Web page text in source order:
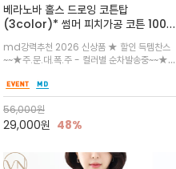
베라노바 홀스 드로잉 코튼탑
(3color)* 썸머 피치가공 코튼 100프
로 / 에스파스(Espace) 드로잉 여백
의 미를 살려 말의 윤곽선만 스케치하여
감성을 담은 아이템
md강력추천 2026 신상품 ★ 할인 득템찬스
~~★주.문.대.폭.주 - 컬러별 순차발송중~~★프
말(Horse) 드로잉 티셔츠는 여유로운 실루엣과
감각적인 아트워크로 고급스러운 여름 스타일링
을 완성할 수 있습니다
56,000원
29,000원 48%